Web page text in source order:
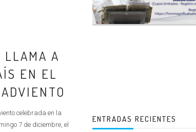
LLAMA A
EN EL
celebrada en la
7 de diciembre, el
ENTRADAS RECIENTES